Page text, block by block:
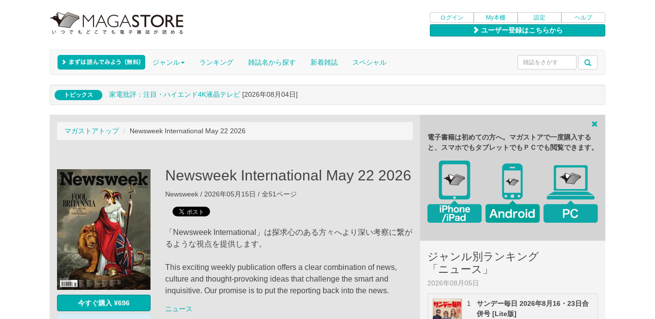
ログイン My本棚 設定 ヘルプ
ユーザー登録はこちらから
ジャンル ランキング 雑誌名から探す 新着雑誌 スペシャル
トピックス 家電批評：注目・ハイエンド4K液晶テレビ [2026年08月04日]
マガストアトップ Newsweek International May 22 2026
今すぐ購入 ¥696
Newsweek International May 22 2026
Newsweek / 2026年05月15日 / 全51ページ
「Newsweek International」は探求心のある方々へより深い考察に繋が
るような視点を提供します。
This exciting weekly publication offers a clear combination of news,
culture and thought-provoking ideas that challenge the smart and
inquisitive. Our promise is to put the reporting back into the news.
ニュース
電子書籍は初めての方へ。マガストアで一度購入する
と、スマホでもタブレットでもＰＣでも閲覧できます。
ジャンル別ランキング
「ニュース」
2026年08月05日
1
サンデー毎日 2026年8月16・23日合
併号 [Lite版]